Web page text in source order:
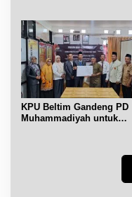
KPU Beltim Gandeng PD
Muhammadiyah untuk